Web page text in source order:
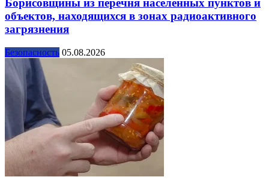
Борисовщины из перечня населенных пунктов и
объектов, находящихся в зонах радиоактивного
загрязнения
Безопасность 05.08.2026